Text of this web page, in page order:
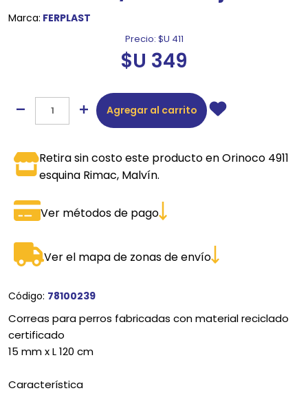
Marca: FERPLAST
Precio: $U 411
$U 349
Agregar al carrito
Retira sin costo este producto en Orinoco 4911
esquina Rimac, Malvín.
Ver métodos de pago
Ver el mapa de zonas de envío
Código: 78100239
Correas para perros fabricadas con material reciclado
certificado
15 mm x L 120 cm
Característica